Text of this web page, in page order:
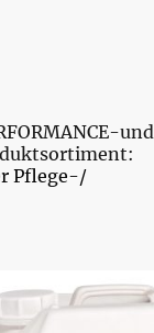
und
Pflege-/